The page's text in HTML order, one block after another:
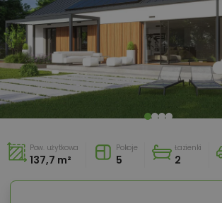
Pow. użytkowa
137,7 m²
Pokoje
5
Łazienki
2